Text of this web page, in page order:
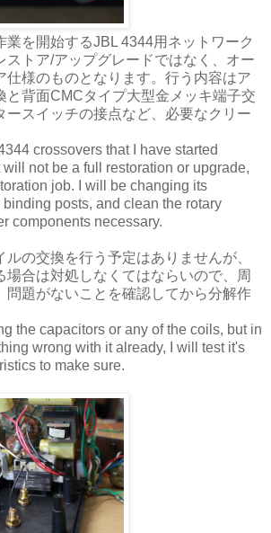
業を開始するJBL 4344用ネットワーク
ストア/アップグレードではなく、オー
仕様のものとなります。行う内容はア
と背面CMCタイプ大型金メッキ端子交
ースイッチの接点など、必要なクリー
crossovers that I have started
not be a full restoration or upgrade,
job. I will be changing its
posts, and clean the rotary
components necessary.
ルの交換を行う予定はありませんが、
場合は対処しなくてはならいので、周
問題がないことを確認してから分解作
the capacitors or any of the coils, but in
wrong with it already, I will test it's
to make sure.